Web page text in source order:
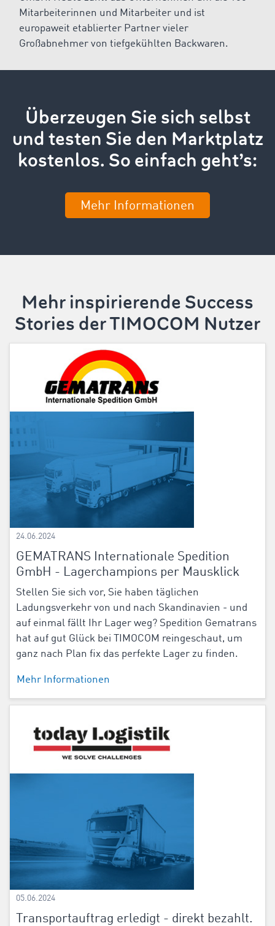
Mitarbeiterinnen und Mitarbeiter und ist
europaweit etablierter Partner vieler
Großabnehmer von tiefgekühlten Backwaren.
Überzeugen Sie sich selbst
und testen Sie den Marktplatz
kostenlos. So einfach geht’s:
Mehr Informationen
Mehr inspirierende Success
Stories der TIMOCOM Nutzer
24.06.2024
GEMATRANS Internationale Spedition
GmbH - Lagerchampions per Mausklick
Stellen Sie sich vor, Sie haben täglichen
Ladungsverkehr von und nach Skandinavien - und
auf einmal fällt Ihr Lager weg? Spedition Gematrans
hat auf gut Glück bei TIMOCOM reingeschaut, um
ganz nach Plan fix das perfekte Lager zu finden.
Mehr Informationen
05.06.2024
Transportauftrag erledigt - direkt bezahlt.